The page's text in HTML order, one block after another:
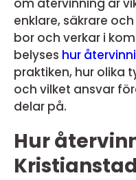
om återvinning är
enklare, säkrare
bor och verkar i
belyses hur
praktiken, hur olika
och vilket ansvar
delar på.
Hur
Kristianstad